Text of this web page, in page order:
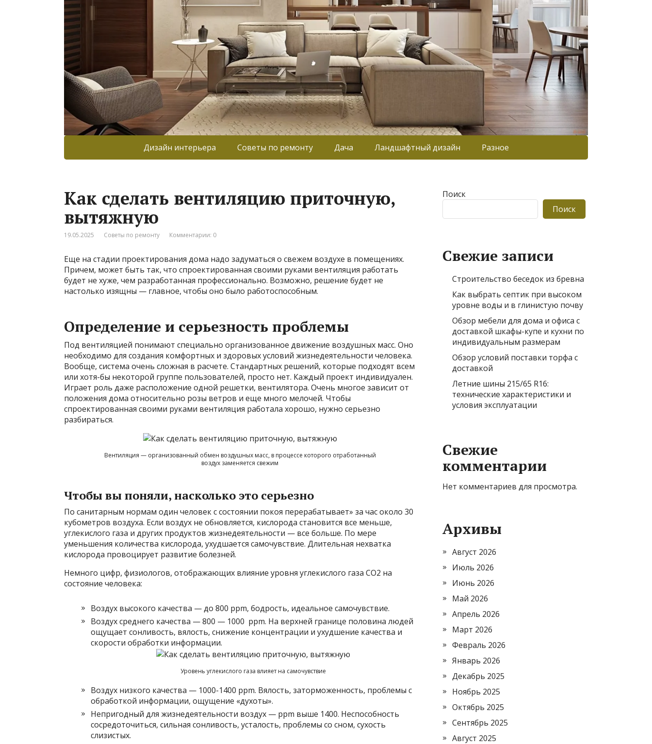
Дизайн интерьера Советы по ремонту Дача Ландшафтный дизайн Разное
Как сделать вентиляцию приточную,
вытяжную
19.05.2025 Советы по ремонту Комментарии: 0
Еще на стадии проектирования дома надо задуматься о свежем воздухе в помещениях.
Причем, может быть так, что спроектированная своими руками вентиляция работать
будет не хуже, чем разработанная профессионально. Возможно, решение будет не
настолько изящны — главное, чтобы оно было работоспособным.
Определение и серьезность проблемы
Под вентиляцией понимают специально организованное движение воздушных масс. Оно
необходимо для создания комфортных и здоровых условий жизнедеятельности человека.
Вообще, система очень сложная в расчете. Стандартных решений, которые подходят всем
или хотя-бы некоторой группе пользователей, просто нет. Каждый проект индивидуален.
Играет роль даже расположение одной решетки, вентилятора. Очень многое зависит от
положения дома относительно розы ветров и еще много мелочей. Чтобы
спроектированная своими руками вентиляция работала хорошо, нужно серьезно
разбираться.
Вентиляция — организованный обмен воздушных масс, в процессе которого отработанный
воздух заменяется свежим
Чтобы вы поняли, насколько это серьезно
По санитарным нормам один человек с состоянии покоя перерабатывает» за час около 30
кубометров воздуха. Если воздух не обновляется, кислорода становится все меньше,
углекислого газа и других продуктов жизнедеятельности — все больше. По мере
уменьшения количества кислорода, ухудшается самочувствие. Длительная нехватка
кислорода провоцирует развитие болезней.
Немного цифр, физиологов, отображающих влияние уровня углекислого газа CO2 на
состояние человека:
Воздух высокого качества — до 800 ppm, бодрость, идеальное самочувствие.
Воздух среднего качества — 800 — 1000 ppm. На верхней границе половина людей
ощущает сонливость, вялость, снижение концентрации и ухудшение качества и
скорости обработки информации.
Уровень углекислого газа влияет на самочувствие
Воздух низкого качества — 1000-1400 ppm. Вялость, заторможенность, проблемы с
обработкой информации, ощущение «духоты».
Непригодный для жизнедеятельности воздух — ppm выше 1400. Неспособность
сосредоточиться, сильная сонливость, усталость, проблемы со сном, сухость
слизистых.
Поиск
Поиск
Свежие записи
Строительство беседок из бревна
Как выбрать септик при высоком
уровне воды и в глинистую почву
Обзор мебели для дома и офиса с
доставкой шкафы-купе и кухни по
индивидуальным размерам
Обзор условий поставки торфа с
доставкой
Летние шины 215/65 R16:
технические характеристики и
условия эксплуатации
Свежие
комментарии
Нет комментариев для просмотра.
Архивы
Август 2026
Июль 2026
Июнь 2026
Май 2026
Апрель 2026
Март 2026
Февраль 2026
Январь 2026
Декабрь 2025
Ноябрь 2025
Октябрь 2025
Сентябрь 2025
Август 2025